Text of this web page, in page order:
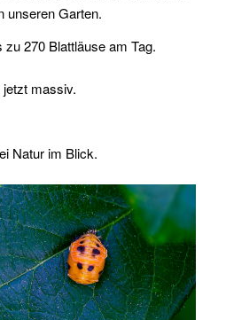
unseren Garten.
270 Blattläuse am Tag.
massiv.
Natur im Blick.